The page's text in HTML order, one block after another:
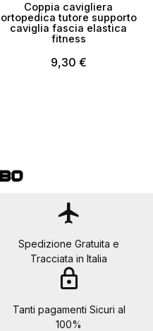
Coppia cavigliera
ortopedica tutore supporto
caviglia fascia elastica
fitness
9,30 €
flight
Spedizione Gratuita e
Tracciata in Italia
lock
Tanti pagamenti Sicuri al
100%